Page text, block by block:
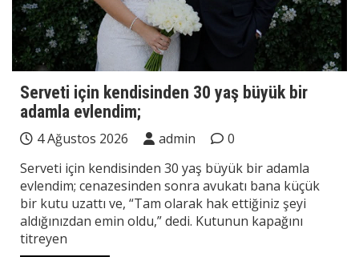
Serveti için kendisinden 30 yaş büyük bir
adamla evlendim;
4 Ağustos 2026 admin
0
Serveti için kendisinden 30 yaş büyük bir adamla
evlendim; cenazesinden sonra avukatı bana küçük
bir kutu uzattı ve, “Tam olarak hak ettiğiniz şeyi
aldığınızdan emin oldu,” dedi. Kutunun kapağını
titreyen